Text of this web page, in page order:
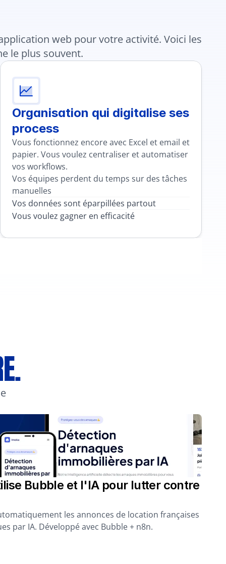
web pour votre activité. Voici les
le plus souvent.
Organisation qui digitalise ses
process
Vous fonctionnez encore avec Excel et email et
papier. Vous voulez centraliser et automatiser
vos workflows.
Vos équipes perdent du temps sur des tâches
manuelles
Vos données sont éparpillées partout
Vous voulez gagner en efficacité
Bubble et l'IA pour lutter contre
les annonces de location françaises
par IA. Développé avec Bubble + n8n.